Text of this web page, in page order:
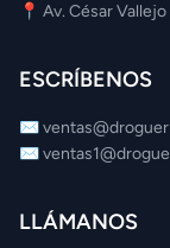
📍 Av. César
ESCRÍBENOS
✉️
✉️
LLÁMANOS